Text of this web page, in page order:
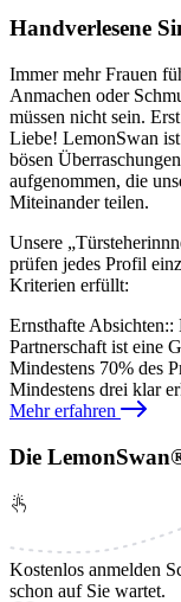
Handverlesene
Immer mehr Frauen
Anmachen oder
müssen nicht sein.
Liebe! LemonSwan
bösen
aufgenommen, die
Miteinander teilen.
Unsere
prüfen jedes Profil
Kriterien erfüllt:
Ernsthafte Absichten::
Partnerschaft ist eine
Mindestens 70% des
Mindestens drei klar
Mehr erfahren
Die
Kostenlos anmelden
schon auf Sie wartet.